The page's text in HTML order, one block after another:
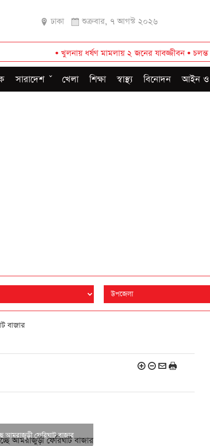
ঢাকা শুক্রবার, ৭ আগস্ট ২০২৬
খুলনায় ধর্ষণ মামলায় ২ জনের যাবজ্জীবন•চলন্ত ট্রেন থেকে
সারাদেশ খেলা শিক্ষা স্বাস্থ্য বিনোদন আইন
বাজার
আমরাজুড়ী ফেরিঘাট বাজার